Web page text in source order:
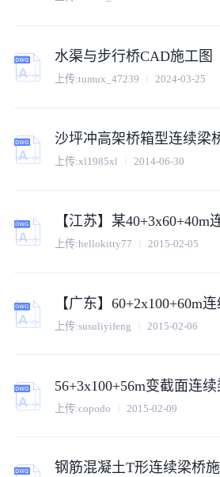
水渠与步行桥CAD施工图
上传:tumux_47239 2024-03-25
沙坪冲高架桥箱型连续梁
上传:xl1985xl 2014-06-30
上传:hellokitty77 2015-02-05
上传:susuliyifeng 2015-02-06
56+3x100+56m变截面连
上传:copodo 2015-02-09
钢筋混凝土T形连续梁桥